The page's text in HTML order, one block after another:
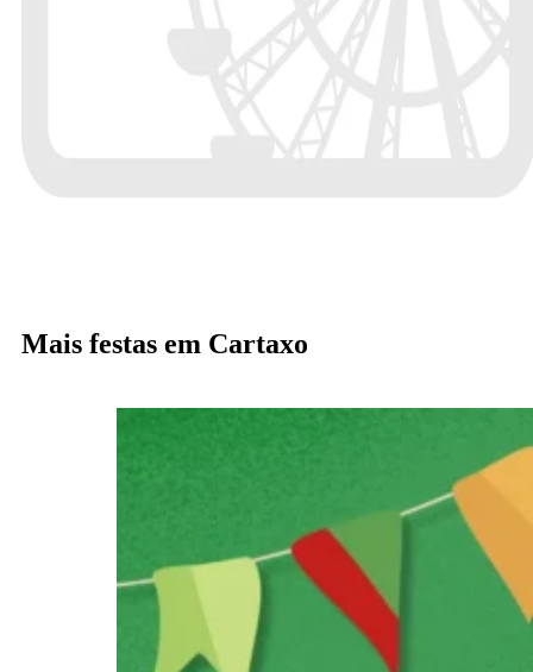
Mais festas em Cartaxo